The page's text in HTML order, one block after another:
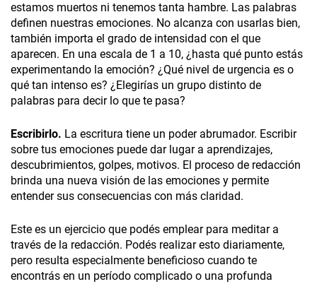
estamos muertos ni tenemos tanta hambre. Las palabras
definen nuestras emociones. No alcanza con usarlas bien,
también importa el grado de intensidad con el que
aparecen. En una escala de 1 a 10, ¿hasta qué punto estás
experimentando la emoción? ¿Qué nivel de urgencia es o
qué tan intenso es? ¿Elegirías un grupo distinto de
palabras para decir lo que te pasa?
Escribirlo. La escritura tiene un poder abrumador. Escribir
sobre tus emociones puede dar lugar a aprendizajes,
descubrimientos, golpes, motivos. El proceso de redacción
brinda una nueva visión de las emociones y permite
entender sus consecuencias con más claridad.
Este es un ejercicio que podés emplear para meditar a
través de la redacción. Podés realizar esto diariamente,
pero resulta especialmente beneficioso cuando te
encontrás en un período complicado o una profunda